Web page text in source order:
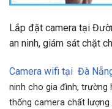
Lắp đặt camera tại
an ninh, giám sát chặt
Camera wifi tại Đà
ninh cho gia đình, trường
thống camera chất lượng